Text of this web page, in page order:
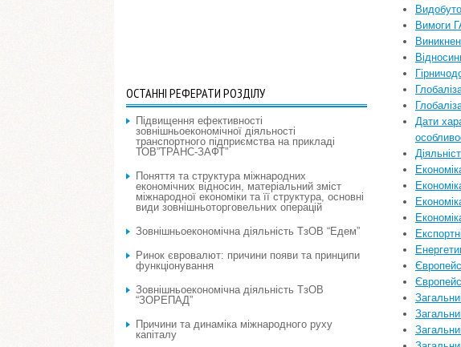
Вимоги
Дати
ОСТАННІ РЕФЕРАТИ РОЗДІЛУ
Підвищення ефективності
зовнішньоекономічної діяльності
транспортного підприємства на прикладі
ТОВ”ТРАНС-ЗАФТ”
Поняття та структура міжнародних
економічних відносин, матеріальний зміст
міжнародної економіки та її структура, основні
види зовнішньоторговельних операцій
Зовнішньоекономічна діяльність ТзОВ “Едем”
Ринок євровалют: причини появи та принципи
функціонування
Зовнішньоекономічна діяльність ТзОВ
“ЗОРЕПАД”
Причини та динаміка міжнародного руху
капіталу